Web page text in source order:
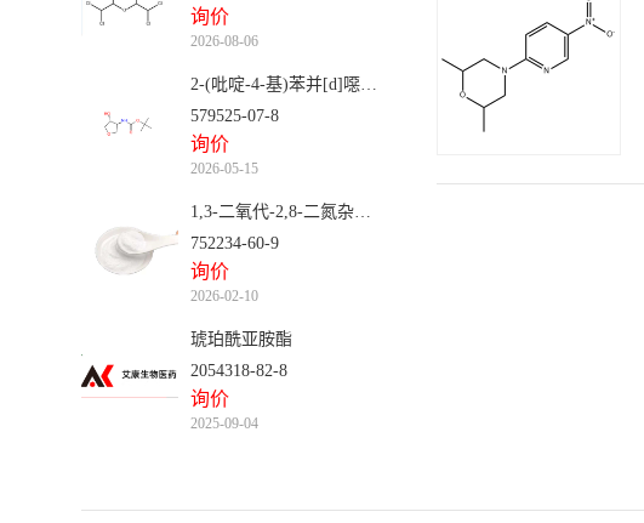
询价
2026-08-06
2-(吡啶-4-基)苯并[d]噁唑-7-羧酸甲酯
579525-07-8
询价
2026-05-15
1,3-二氧代-2,8-二氮杂螺[4.5]癸烷-8-甲酸叔丁酯
752234-60-9
询价
2026-02-10
琥珀酰亚胺酯
2054318-82-8
询价
2025-09-04